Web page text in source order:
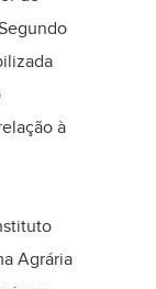
à
Agrária